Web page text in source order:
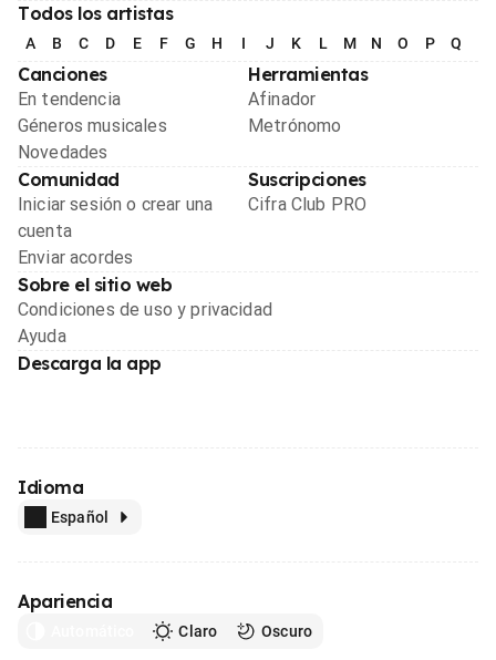
Todos los artistas
A B C D E F G H I J K L M N O P Q
Canciones
En tendencia
Géneros musicales
Novedades
Herramientas
Afinador
Metrónomo
Comunidad
Iniciar sesión o crear una
cuenta
Enviar acordes
Suscripciones
Cifra Club PRO
Sobre el sitio web
Condiciones de uso y privacidad
Ayuda
Descarga la app
Idioma
Español
Apariencia
Claro Oscuro